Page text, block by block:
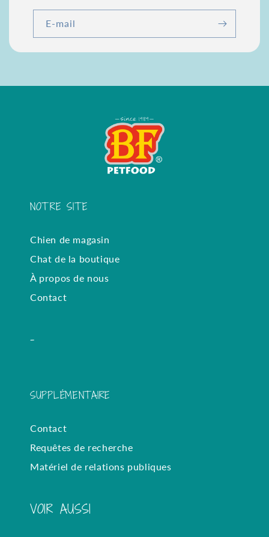
E-mail
NOTRE SITE
Chien de magasin
Chat de la boutique
À propos de nous
Contact
-
SUPPLÉMENTAIRE
Contact
Requêtes de recherche
Matériel de relations publiques
VOIR AUSSI